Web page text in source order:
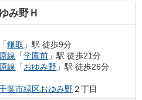
み野Ｈ
「鎌取 」駅 徒歩9分
線 「学園前 」駅 徒歩21分
線 「おゆみ野 」駅 徒歩26分
葉市緑区おゆみ野２丁目